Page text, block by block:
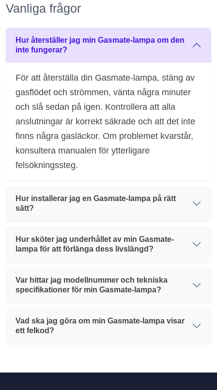
Vanliga frågor
Hur återställer jag min Gasmate-lampa om den
inte fungerar?
För att återställa din Gasmate-lampa, stäng av
gasflödet och strömmen, vänta några minuter
och slå sedan på igen. Kontrollera att alla
anslutningar är korrekt säkrade och att det inte
finns några gasläckor. Om problemet kvarstår,
konsultera manualen för ytterligare
felsökningssteg.
Hur installerar jag en Gasmate-lampa på rätt
sätt?
Hur sköter jag underhållet av min Gasmate-
lampa för att förlänga dess livslängd?
Var hittar jag modellnummer och tekniska
specifikationer för min Gasmate-lampa?
Vad ska jag göra om min Gasmate-lampa visar
ett felkod?